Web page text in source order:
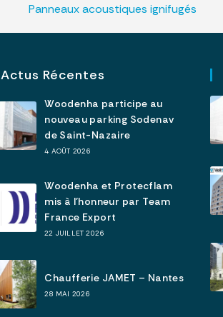
Panneaux acoustiques ignifugés
Actus Récentes
Woodenha participe au
nouveau parking Sodenav
de Saint-Nazaire
4 AOÛT 2026
Woodenha et Protecflam
mis à l’honneur par Team
France Export
22 JUILLET 2026
Chaufferie JAMET – Nantes
28 MAI 2026